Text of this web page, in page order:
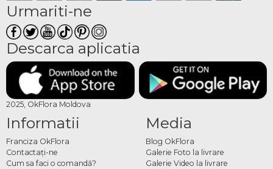
Urmariti-ne
Descarca aplicatia
2025, OkFlora Moldova
Informatii
Franciza OkFlora
Contactaţi-ne
Cum sa faci o comandă?
Media
Blog OkFlora
Galerie Foto la livrare
Galerie Video la livrare